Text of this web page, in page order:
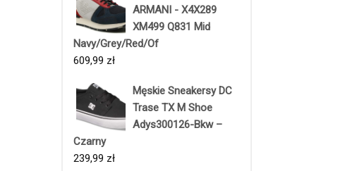
ARMANI - X4X289
XM499 Q831 Mid
Navy/Grey/Red/Of
609,99 zł
Męskie Sneakersy DC
Trase TX M Shoe
Adys300126-Bkw –
Czarny
239,99 zł